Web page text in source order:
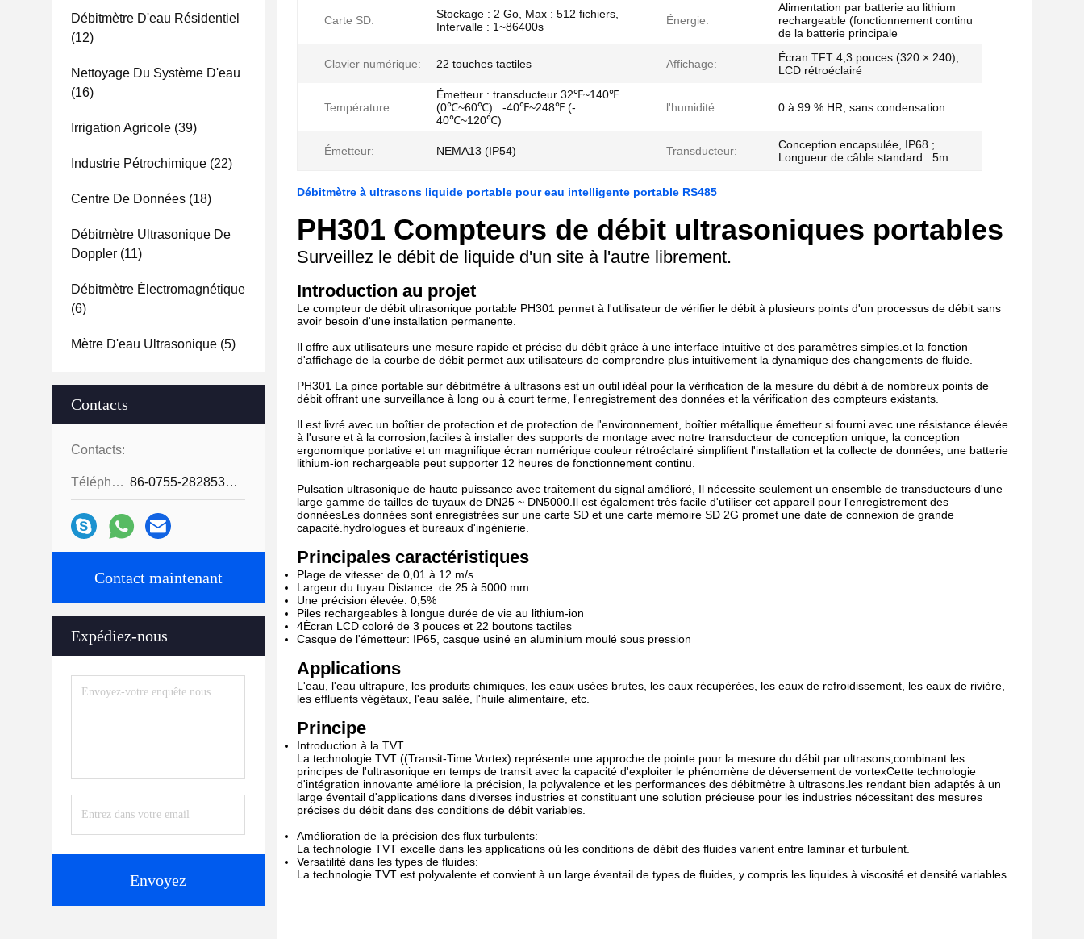
Débitmètre D'eau Résidentiel
(12)
Nettoyage Du Système D'eau
(16)
Irrigation Agricole (39)
Industrie Pétrochimique (22)
Centre De Données (18)
Débitmètre Ultrasonique De
Doppler (11)
Débitmètre Électromagnétique
(6)
Mètre D'eau Ultrasonique (5)
Contacts
Contacts:
Téléphone: 86-0755-28285391
Contact maintenant
Expédiez-nous
Envoyez
Carte SD:
Stockage : 2 Go, Max : 512 fichiers,
Intervalle : 1~86400s
Énergie:
Alimentation par batterie au lithium
rechargeable (fonctionnement continu
de la batterie principale
Clavier numérique: 22 touches tactiles Affichage:
Écran TFT 4,3 pouces (320 × 240),
LCD rétroéclairé
Température:
Émetteur : transducteur 32℉~140℉
(0℃~60℃) : -40℉~248℉ (-
40℃~120℃)
l'humidité: 0 à 99 % HR, sans condensation
Émetteur: NEMA13 (IP54) Transducteur:
Conception encapsulée, IP68 ;
Longueur de câble standard : 5m
Débitmètre à ultrasons liquide portable pour eau intelligente portable RS485
PH301 Compteurs de débit ultrasoniques portables
Surveillez le débit de liquide d'un site à l'autre librement.
Introduction au projet
Le compteur de débit ultrasonique portable PH301 permet à l'utilisateur de vérifier le débit à plusieurs points d'un processus de débit sans
avoir besoin d'une installation permanente.
Il offre aux utilisateurs une mesure rapide et précise du débit grâce à une interface intuitive et des paramètres simples.et la fonction
d'affichage de la courbe de débit permet aux utilisateurs de comprendre plus intuitivement la dynamique des changements de fluide.
PH301 La pince portable sur débitmètre à ultrasons est un outil idéal pour la vérification de la mesure du débit à de nombreux points de
débit offrant une surveillance à long ou à court terme, l'enregistrement des données et la vérification des compteurs existants.
Il est livré avec un boîtier de protection et de protection de l'environnement, boîtier métallique émetteur si fourni avec une résistance élevée
à l'usure et à la corrosion,faciles à installer des supports de montage avec notre transducteur de conception unique, la conception
ergonomique portative et un magnifique écran numérique couleur rétroéclairé simplifient l'installation et la collecte de données, une batterie
lithium-ion rechargeable peut supporter 12 heures de fonctionnement continu.
Pulsation ultrasonique de haute puissance avec traitement du signal amélioré, Il nécessite seulement un ensemble de transducteurs d'une
large gamme de tailles de tuyaux de DN25 ~ DN5000.Il est également très facile d'utiliser cet appareil pour l'enregistrement des
donnéesLes données sont enregistrées sur une carte SD et une carte mémoire SD 2G promet une date de connexion de grande
capacité.hydrologues et bureaux d'ingénierie.
Principales caractéristiques
Plage de vitesse: de 0,01 à 12 m/s
Largeur du tuyau Distance: de 25 à 5000 mm
Une précision élevée: 0,5%
Piles rechargeables à longue durée de vie au lithium-ion
4Écran LCD coloré de 3 pouces et 22 boutons tactiles
Casque de l'émetteur: IP65, casque usiné en aluminium moulé sous pression
Applications
L'eau, l'eau ultrapure, les produits chimiques, les eaux usées brutes, les eaux récupérées, les eaux de refroidissement, les eaux de rivière,
les effluents végétaux, l'eau salée, l'huile alimentaire, etc.
Principe
Introduction à la TVT
La technologie TVT ((Transit-Time Vortex) représente une approche de pointe pour la mesure du débit par ultrasons,combinant les
principes de l'ultrasonique en temps de transit avec la capacité d'exploiter le phénomène de déversement de vortexCette technologie
d'intégration innovante améliore la précision, la polyvalence et les performances des débitmètre à ultrasons.les rendant bien adaptés à un
large éventail d'applications dans diverses industries et constituant une solution précieuse pour les industries nécessitant des mesures
précises du débit dans des conditions de débit variables.
Amélioration de la précision des flux turbulents:
La technologie TVT excelle dans les applications où les conditions de débit des fluides varient entre laminar et turbulent.
Versatilité dans les types de fluides:
La technologie TVT est polyvalente et convient à un large éventail de types de fluides, y compris les liquides à viscosité et densité variables.